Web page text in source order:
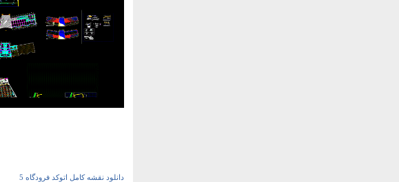
دانلود نقشه کامل اتوکد فرودگاه 5